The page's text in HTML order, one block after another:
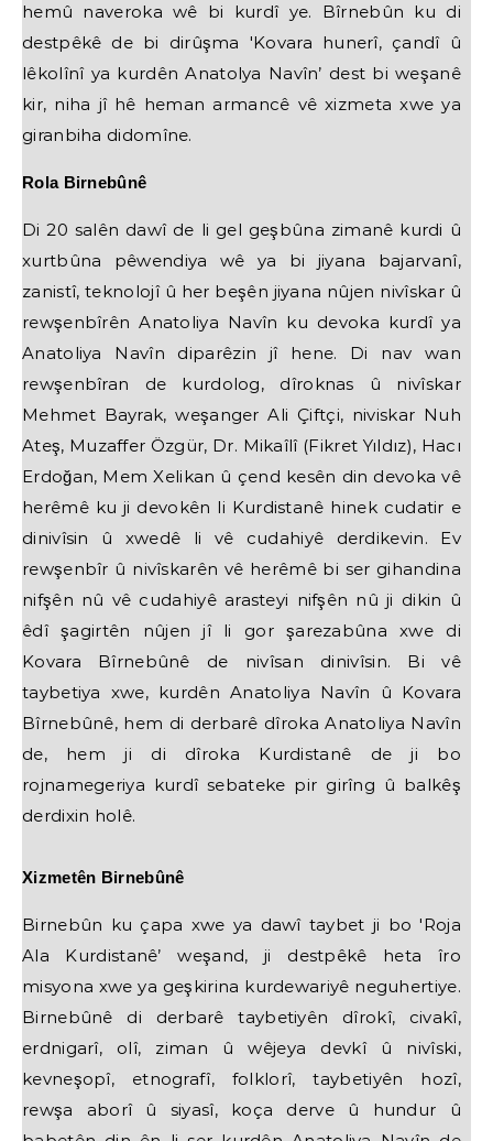
hemû naveroka wê bi kurdî ye. Bîrnebûn ku di
destpêkê de bi dirûşma 'Kovara hunerî, çandî û
lêkolînî ya kurdên Anatolya Navîn’ dest bi weşanê
kir, niha jî hê heman armancê vê xizmeta xwe ya
giranbiha didomîne.
Rola Birnebûnê
Di 20 salên dawî de li gel geşbûna zimanê kurdi û
xurtbûna pêwendiya wê ya bi jiyana bajarvanî,
zanistî, teknolojî û her beşên jiyana nûjen nivîskar û
rewşenbîrên Anatoliya Navîn ku devoka kurdî ya
Anatoliya Navîn diparêzin jî hene. Di nav wan
rewşenbîran de kurdolog, dîroknas û nivîskar
Mehmet Bayrak, weşanger Ali Çiftçi, niviskar Nuh
Ateş, Muzaffer Özgür, Dr. Mikaîlî (Fikret Yıldız), Hacı
Erdoğan, Mem Xelikan û çend kesên din devoka vê
herêmê ku ji devokên li Kurdistanê hinek cudatir e
dinivîsin û xwedê li vê cudahiyê derdikevin. Ev
rewşenbîr û nivîskarên vê herêmê bi ser gihandina
nifşên nû vê cudahiyê arasteyi nifşên nû ji dikin û
êdî şagirtên nûjen jî li gor şarezabûna xwe di
Kovara Bîrnebûnê de nivîsan dinivîsin. Bi vê
taybetiya xwe, kurdên Anatoliya Navîn û Kovara
Bîrnebûnê, hem di derbarê dîroka Anatoliya Navîn
de, hem ji di dîroka Kurdistanê de ji bo
rojnamegeriya kurdî sebateke pir girîng û balkêş
derdixin holê.
Xizmetên Birnebûnê
Birnebûn ku çapa xwe ya dawî taybet ji bo 'Roja
Ala Kurdistanê’ weşand, ji destpêkê heta îro
misyona xwe ya geşkirina kurdewariyê neguhertiye.
Birnebûnê di derbarê taybetiyên dîrokî, civakî,
erdnigarî, olî, ziman û wêjeya devkî û nivîski,
kevneşopî, etnografî, folklorî, taybetiyên hozî,
rewşa aborî û siyasî, koça derve û hundur û